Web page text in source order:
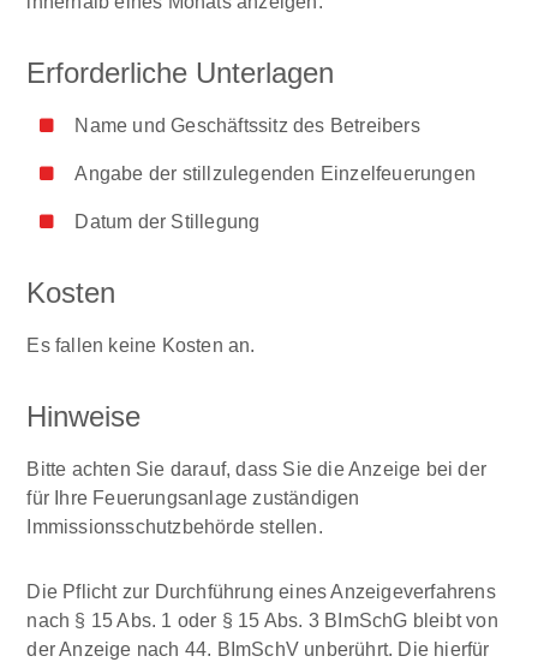
Erforderliche Unterlagen
Name und Geschäftssitz des Betreibers
Angabe der stillzulegenden Einzelfeuerungen
Datum der Stillegung
Kosten
Es fallen keine Kosten an.
Hinweise
Bitte achten Sie darauf, dass Sie die Anzeige bei der
für Ihre Feuerungsanlage zuständigen
Immissionsschutzbehörde stellen.
Die Pflicht zur Durchführung eines Anzeigeverfahrens
nach § 15 Abs. 1 oder § 15 Abs. 3 BImSchG bleibt von
der Anzeige nach 44. BImSchV unberührt. Die hierfür